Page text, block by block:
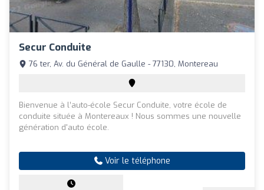
Secur Conduite
76 ter, Av. du Général de Gaulle - 77130, Montereau
Bienvenue à l’auto-école Secur Conduite, votre école de
conduite située à Montereaux ! Nous sommes une nouvelle
génération d'auto école.
Voir le téléphone